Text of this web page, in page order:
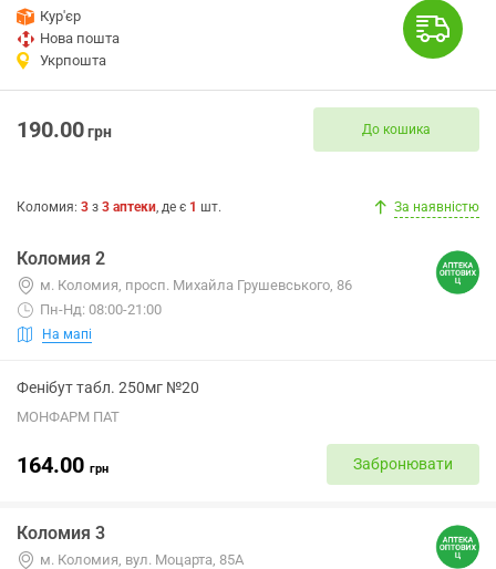
Кур'єр
Нова пошта
Укрпошта
190.00грн До кошика
Коломия: 3 з 3 аптеки, де є 1 шт. За наявністю
Коломия 2
м. Коломия, просп. Михайла Грушевського, 86
Пн-Нд: 08:00-21:00
На мапі
Фенібут табл. 250мг №20
МОНФАРМ ПАТ
164.00 грн Забронювати
Коломия 3
м. Коломия, вул. Моцарта, 85А